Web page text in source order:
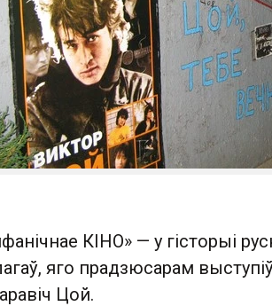
КІНО» — у гісторыі
яго прадзюсарам
Цой.